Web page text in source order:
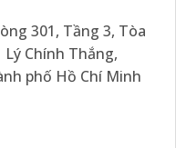
301, Tầng 3, Tòa
Chính Thắng,
phố Hồ Chí Minh